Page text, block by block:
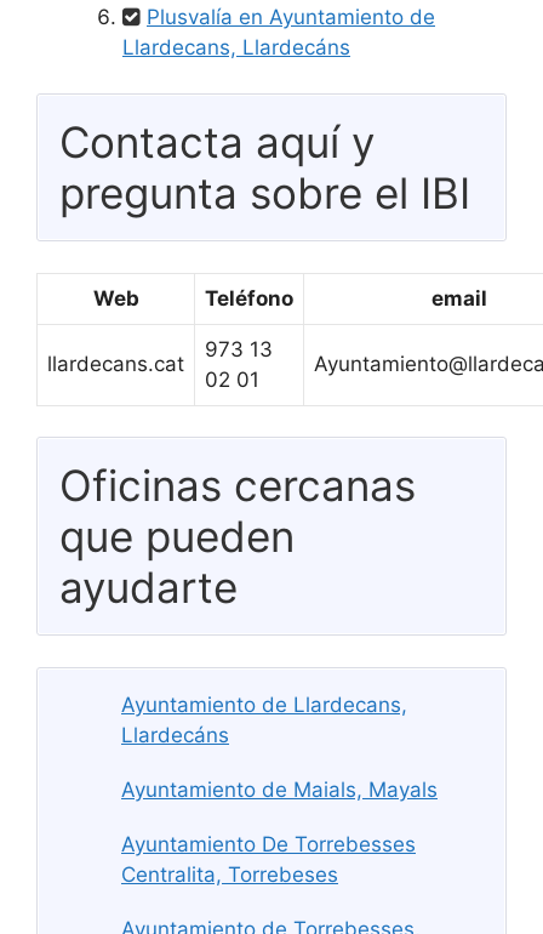
Plusvalía en Ayuntamiento de
Llardecans, Llardecáns
Contacta aquí y
pregunta sobre el IBI
Web Teléfono email
llardecans.cat
973 13
02 01
Oficinas cercanas
que pueden
ayudarte
Ayuntamiento de Llardecans,
Llardecáns
Ayuntamiento de Maials, Mayals
Ayuntamiento De Torrebesses
Centralita, Torrebeses
Ayuntamiento de Torrebesses,